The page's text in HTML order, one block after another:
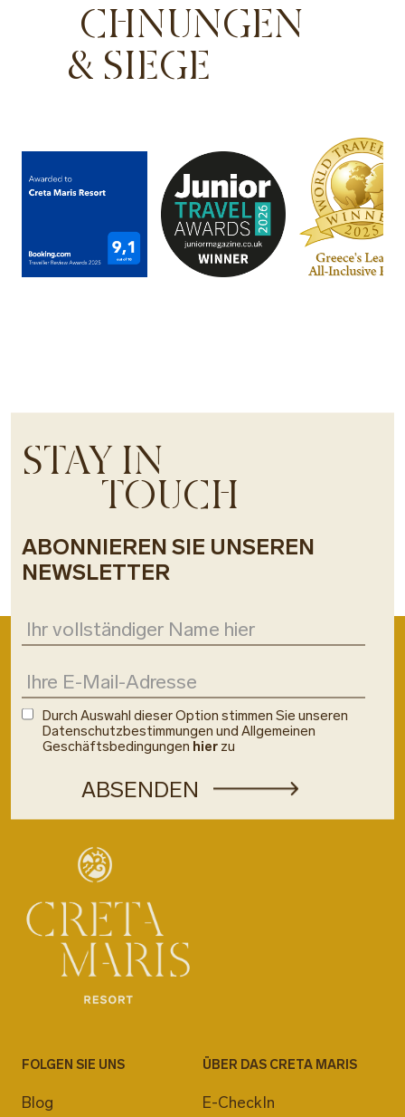
CHNUNGEN
& SIEGE
STAY IN
TOUCH
ABONNIEREN SIE UNSEREN
NEWSLETTER
Durch Auswahl dieser Option stimmen Sie unseren
Datenschutzbestimmungen und Allgemeinen
Geschäftsbedingungen hier zu
FOLGEN SIE UNS
Blog
ÜBER DAS CRETA MARIS
E-CheckIn